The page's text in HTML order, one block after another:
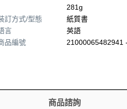
281g
訂方式/型態
紙質書
言
英語
品編號
21000065482941
商品諮詢